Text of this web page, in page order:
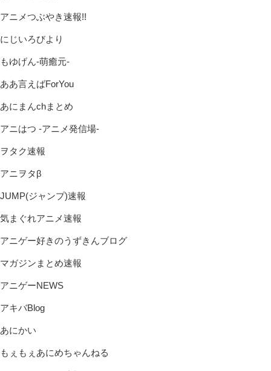
アニメつぶやき速報!!
にじいろびより
もゆげん-萌癒元-
ああ言えばForYou
あにまんchまとめ
アニはつ -アニメ発信場-
ヲタク速報
アニヲタβ
JUMP(ジャンプ)速報
気まぐれアニメ速報
アニゲー好きのうずきんブログ
マガジンまとめ速報
アニゲーNEWS
アキバBlog
あにかい
もぇもぇあにめちゃんねる